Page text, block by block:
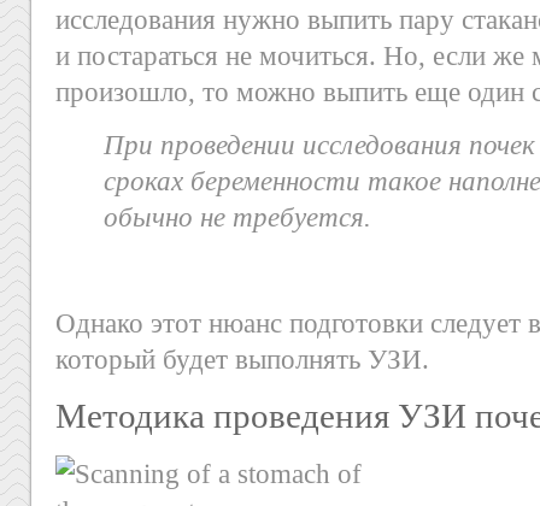
исследования нужно выпить пару
и постараться не мочиться. Но, если же
произошло, то можно выпить еще один
При проведении исследования
сроках беременности такое
обычно не требуется.
Однако этот нюанс подготовки следует
который будет выполнять УЗИ.
Методика проведения УЗИ